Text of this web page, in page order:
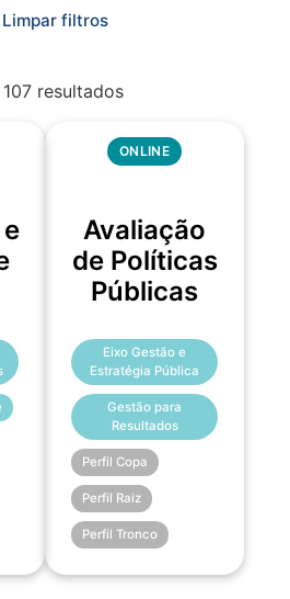
Mobilidade
Limpar filtros
resultados
ONLINE
Avaliação
de Políticas
Públicas
Eixo Gestão e
Estratégia Pública
Gestão para
Resultados
Perfil Copa
Perfil Raiz
Perfil Tronco